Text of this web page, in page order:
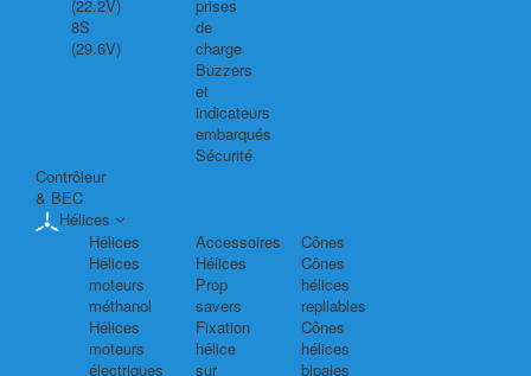
(22.2V)
8S
(29.6V)
prises
de
charge
Buzzers
et
indicateurs
embarqués
Sécurité
Contrôleur
& BEC
Hélices
Hélices
Hélices
moteurs
méthanol
Hélices
moteurs
électriques
Accessoires
Hélices
Prop
savers
Fixation
hélice
sur
Cônes
Cônes
hélices
repliables
Cônes
hélices
bipales